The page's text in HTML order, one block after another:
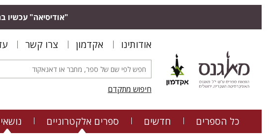
"אודיסיאה" עכשיו
אודותינו אקדמון צרו קשר
חיפוש מתקדם
כל הספרים חדשים ספרים אלקטרוניים